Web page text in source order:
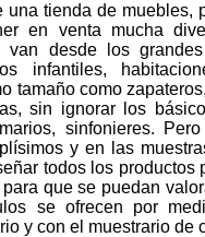
tienda de muebles,
en venta mucha
desde los
infantiles,
tamaño como
sin ignorar los
sinfonieres.
y en las
todos los productos
que se puedan
se ofrecen por
y con el muestrario de